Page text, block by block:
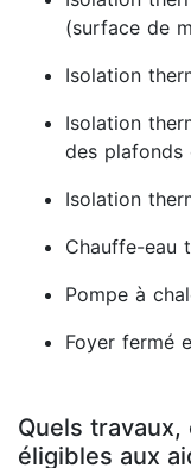
(surface de
Isolation
Isolation
des plafonds
Isolation
Chauffe-eau
Pompe à
Foyer fermé
Quels
éligibles aux